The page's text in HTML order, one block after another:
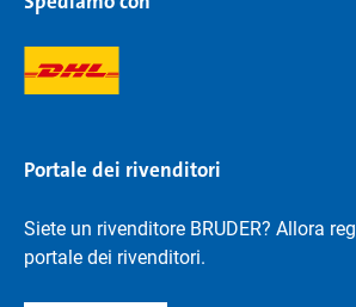
Portale dei rivenditori
Siete un rivenditore BRUDER? Allora
portale dei rivenditori.